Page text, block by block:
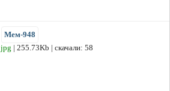
Мем-948
jpg | 255.73Kb | скачали: 58